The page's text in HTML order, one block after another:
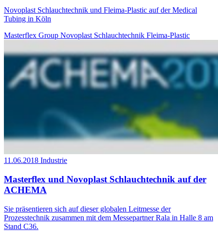
Novoplast Schlauchtechnik und Fleima-Plastic auf der Medical
Tubing in Köln
Masterflex Group Novoplast Schlauchtechnik Fleima-Plastic
11.06.2018 Industrie
Masterflex und Novoplast Schlauchtechnik auf der
ACHEMA
Sie präsentieren sich auf dieser globalen Leitmesse der
Prozesstechnik zusammen mit dem Messepartner Rala in Halle 8 am
Stand C36.